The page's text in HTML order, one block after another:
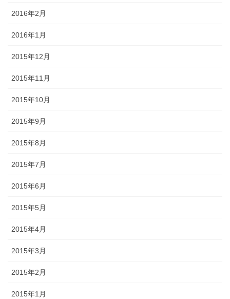
2016年2月
2016年1月
2015年12月
2015年11月
2015年10月
2015年9月
2015年8月
2015年7月
2015年6月
2015年5月
2015年4月
2015年3月
2015年2月
2015年1月